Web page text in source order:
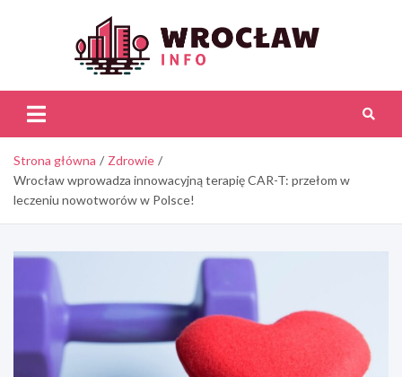
Strona główna
Zdrowie
Wrocław wprowadza innowacyjną terapię CAR-T: przełom w
leczeniu nowotworów w Polsce!